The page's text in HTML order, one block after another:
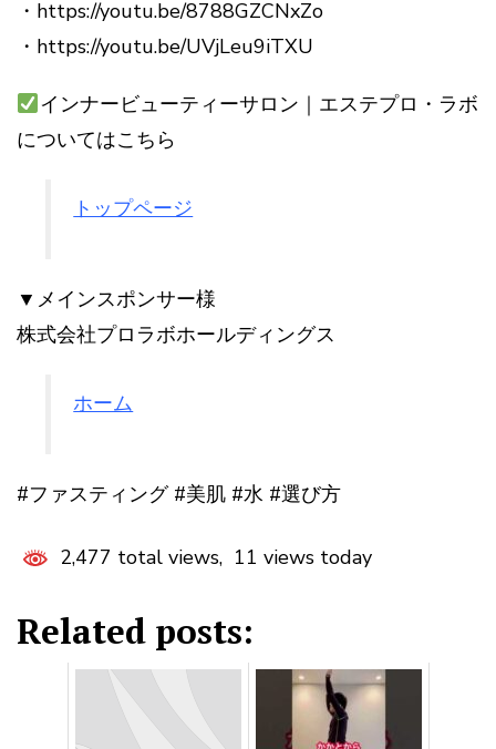
・https://youtu.be/8788GZCNxZo
・https://youtu.be/UVjLeu9iTXU
インナービューティーサロン｜エステプロ・ラボ
についてはこちら
トップページ
▼メインスポンサー様
株式会社プロラボホールディングス
ホーム
#ファスティング #美肌 #水 #選び方
2,477 total views, 11 views today
Related posts: